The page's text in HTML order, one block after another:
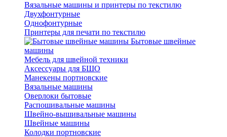
Вязальные машины и принтеры по текстилю
Двухфонтурные
Однофонтурные
Принтеры для печати по текстилю
Бытовые швейные
машины
Мебель для швейной техники
Аксессуары для БШО
Манекены портновские
Вязальные машины
Оверлоки бытовые
Распошивальные машины
Швейно-вышивальные машины
Швейные машины
Колодки портновские